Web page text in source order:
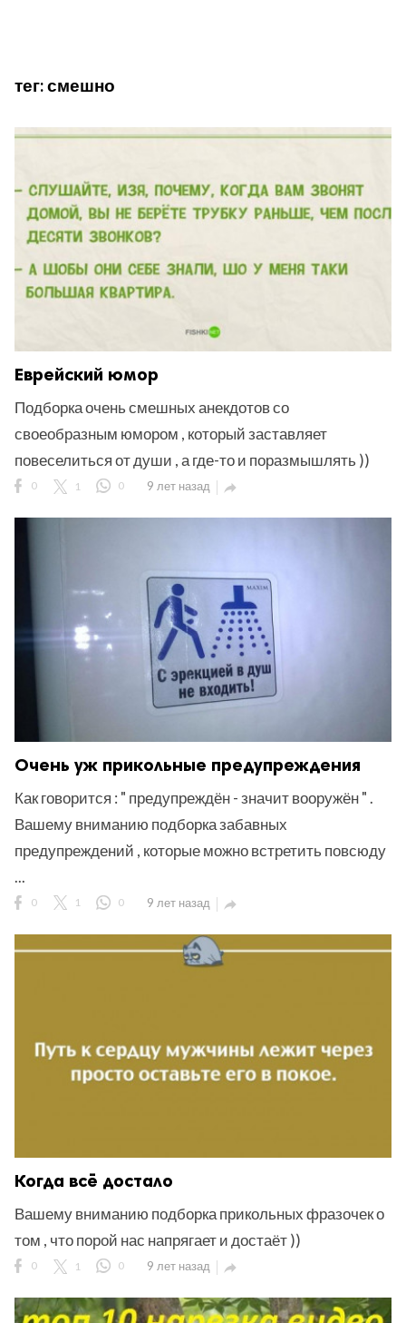
тег:смешно
Еврейский юмор
Подборка очень смешных анекдотов со
своеобразным юмором , который заставляет
повеселиться от души , а где-то и поразмышлять ))
0 1 0 9 лет назад 
Очень уж прикольные предупреждения
Как говорится : " предупреждён - значит вооружён " .
Вашему вниманию подборка забавных
предупреждений , которые можно встретить повсюду
...
0 1 0 9 лет назад 
Когда всё достало
Вашему вниманию подборка прикольных фразочек о
том , что порой нас напрягает и достаёт ))
0 1 0 9 лет назад 